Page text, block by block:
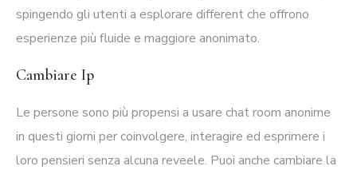
spingendo gli utenti a esplorare different che offrono
esperienze più fluide e maggiore anonimato.
Cambiare Ip
Le persone sono più propensi a usare chat room anonime
in questi giorni per coinvolgere, interagire ed esprimere i
loro pensieri senza alcuna reveele. Puoi anche cambiare la